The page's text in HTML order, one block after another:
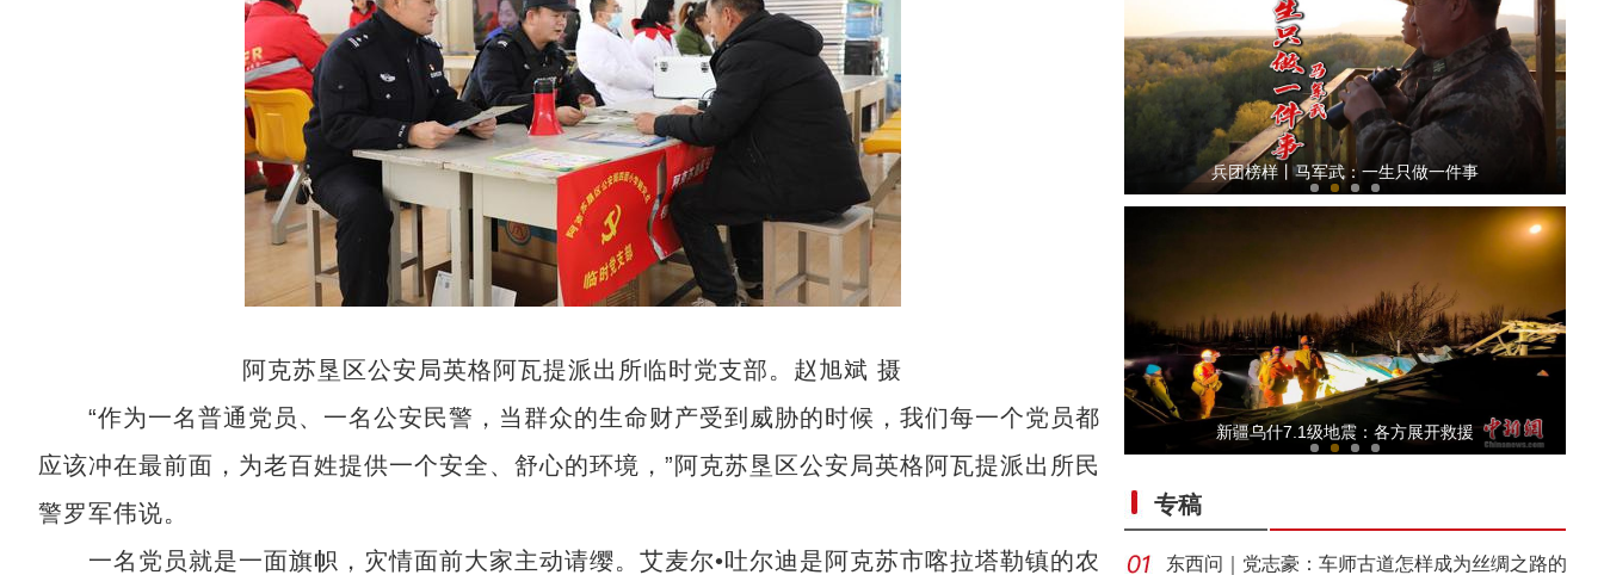
阿克苏垦区公安局英格阿瓦提派出所临时党支部。赵旭斌 摄
“作为一名普通党员、一名公安民警，当群众的生命财产受到威胁的时候，我们每一个党员都
应该冲在最前面，为老百姓提供一个安全、舒心的环境，”阿克苏垦区公安局英格阿瓦提派出所民
警罗军伟说。
一名党员就是一面旗帜，灾情面前大家主动请缨。艾麦尔•吐尔迪是阿克苏市喀拉塔勒镇的农
兵团榜样丨马军武：一生只做一件事
兵团榜样 |卜现运：幸福源自奋斗 致富不忘群
新疆乌什7.1级地震：各方展开救援
专稿
东西问｜党志豪：车师古道怎样成为丝绸之路的